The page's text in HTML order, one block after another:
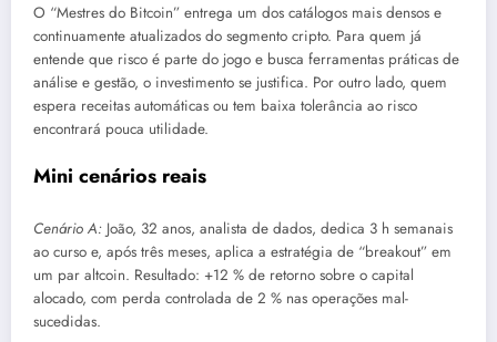
O “Mestres do Bitcoin” entrega um dos catálogos mais densos e
continuamente atualizados do segmento cripto. Para quem já
entende que risco é parte do jogo e busca ferramentas práticas de
análise e gestão, o investimento se justifica. Por outro lado, quem
espera receitas automáticas ou tem baixa tolerância ao risco
encontrará pouca utilidade.
Mini cenários reais
Cenário A: João, 32 anos, analista de dados, dedica 3 h semanais
ao curso e, após três meses, aplica a estratégia de “breakout” em
um par altcoin. Resultado: +12 % de retorno sobre o capital
alocado, com perda controlada de 2 % nas operações mal-
sucedidas.